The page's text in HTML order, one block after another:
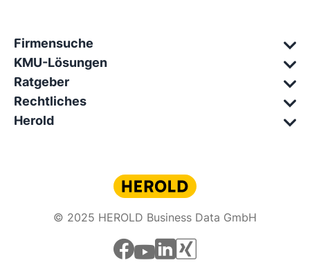
Firmensuche
KMU-Lösungen
Ratgeber
Rechtliches
Herold
© 2025 HEROLD Business Data GmbH